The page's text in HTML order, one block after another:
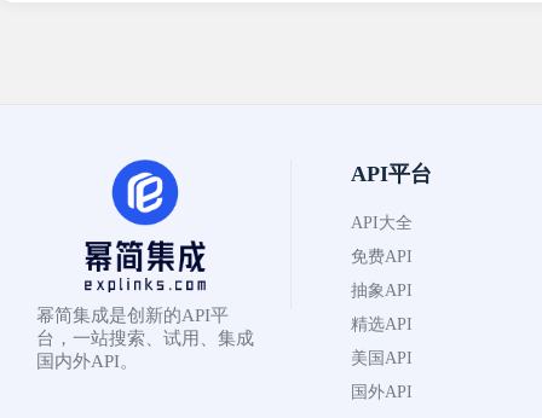
幂简集成是创新的API平
台，一站搜索、试用、集成
国内外API。
API平台
API大全
免费API
抽象API
精选API
美国API
国外API